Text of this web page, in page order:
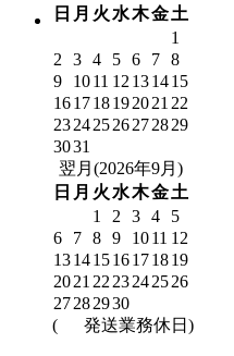
日 月 火 水木金土
1
2
3 4 5 6 7 8
9
1011 12 131415
161718192021 22
23242526272829
3031
翌月(2026年9月)
日 月 火 水木金土
1
2 3 4
5
6
7 8 9 1011 12
13141516171819
2021 22 23242526
27282930
(
発送業務休日)